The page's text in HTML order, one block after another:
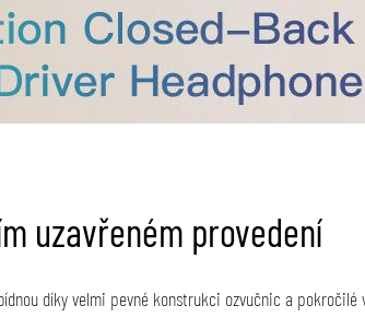
uzavřeném provedení
díky velmi pevné konstrukci ozvučnic a